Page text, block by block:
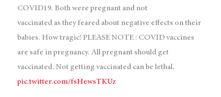
COVID19. Both were pregnant and not
vaccinated as they feared about negative effects on their
babies. How tragic! PLEASE NOTE : COVID vaccines
are safe in pregnancy. All pregnant should get
vaccinated. Not getting vaccinated can be lethal.
pic.twitter.com/fsHewsTKUz